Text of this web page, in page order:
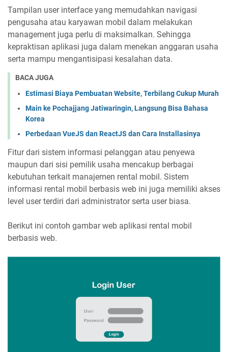
Tampilan user interface yang memudahkan navigasi
pengusaha atau karyawan mobil dalam melakukan
management juga perlu di maksimalkan. Sehingga
kepraktisan aplikasi juga dalam menekan anggaran usaha
serta mampu mengantisipasi kesalahan data.
BACA JUGA
Estimasi Biaya Pembuatan Website, Terbilang Cukup Murah
Main ke Pochajjang Jatiwaringin, Langsung Bisa Bahasa
Korea
Perbedaan VueJS dan ReactJS dan Cara Installasinya
Fitur dari sistem informasi pelanggan atau penyewa
maupun dari sisi pemilik usaha mencakup berbagai
kebutuhan terkait manajemen rental mobil. Sistem
informasi rental mobil berbasis web ini juga memiliki akses
level user terdiri dari administrator serta user biasa.
Berikut ini contoh gambar web aplikasi rental mobil
berbasis web.